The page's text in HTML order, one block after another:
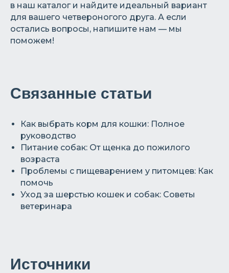
в наш каталог и найдите идеальный вариант
для вашего четвероногого друга. А если
остались вопросы, напишите нам — мы
поможем!
Связанные статьи
Как выбрать корм для кошки: Полное
руководство
Питание собак: От щенка до пожилого
возраста
Проблемы с пищеварением у питомцев: Как
помочь
Уход за шерстью кошек и собак: Советы
ветеринара
Источники